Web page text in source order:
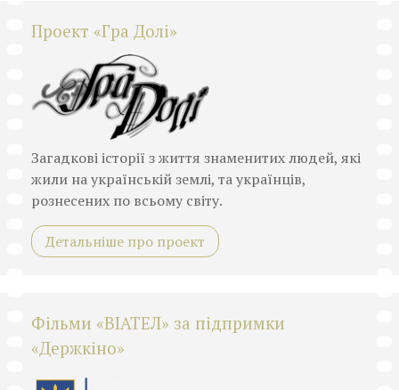
Проект «Гра Долі»
Загадкові історії з життя знаменитих людей, які
жили на українській землі, та українців,
рознесених по всьому світу.
Детальніше про проект
Фільми «ВІАТЕЛ» за підпримки
«Держкіно»